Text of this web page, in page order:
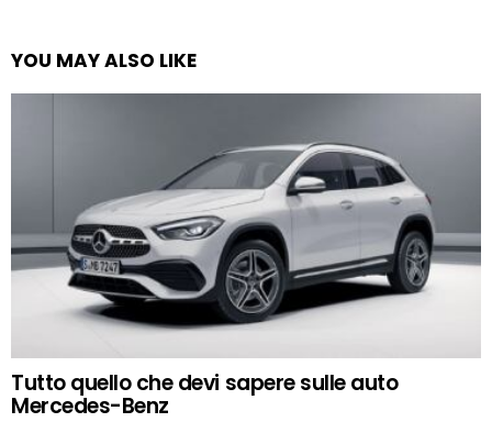
YOU MAY ALSO LIKE
Tutto quello che devi sapere sulle auto
Mercedes-Benz